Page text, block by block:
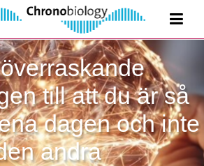
till att du är så
dagen och inte
andra